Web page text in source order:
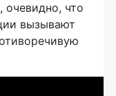
что
вызывают